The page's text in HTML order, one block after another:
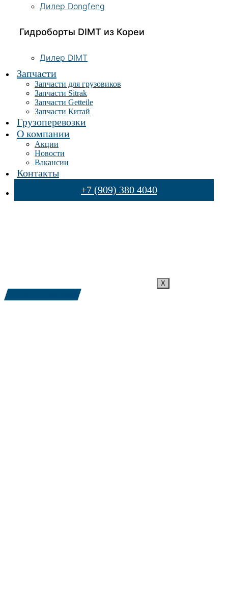
Дилер Dongfeng
Гидроборты DIMT из Кореи
Дилер DIMT
Запчасти
Запчасти для грузовиков
Запчасти Sitrak
Запчасти Getteile
Запчасти Китай
Грузоперевозки
О компании
Акции
Новости
Вакансии
Контакты
+7 (909) 380 4040
X
+7 (909) 380-4040